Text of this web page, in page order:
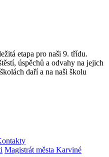
etapa pro naši 9. třídu.
úspěchů a odvahy na jejich
daří a na naši školu
Magistrát města Karviné